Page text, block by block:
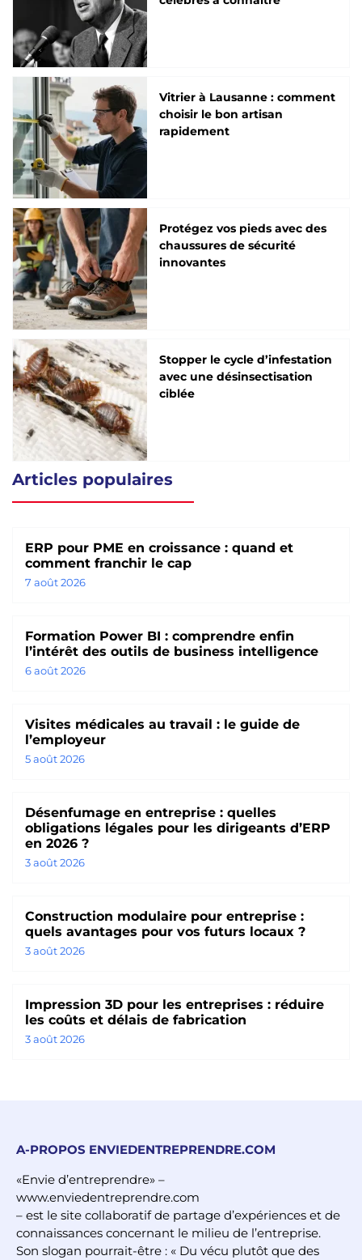
Vitrier à Lausanne : comment
choisir le bon artisan
rapidement
Protégez vos pieds avec des
chaussures de sécurité
innovantes
Stopper le cycle d’infestation
avec une désinsectisation
ciblée
Articles populaires
ERP pour PME en croissance : quand et
comment franchir le cap
7 août 2026
Formation Power BI : comprendre enfin
l’intérêt des outils de business intelligence
6 août 2026
Visites médicales au travail : le guide de
l’employeur
5 août 2026
Désenfumage en entreprise : quelles
obligations légales pour les dirigeants d’ERP
en 2026 ?
3 août 2026
Construction modulaire pour entreprise :
quels avantages pour vos futurs locaux ?
3 août 2026
Impression 3D pour les entreprises : réduire
les coûts et délais de fabrication
3 août 2026
A-PROPOS ENVIEDENTREPRENDRE.COM
«Envie d’entreprendre» –
www.enviedentreprendre.com
– est le site collaboratif de partage d’expériences et de
connaissances concernant le milieu de l’entreprise.
Son slogan pourrait-être : « Du vécu plutôt que des